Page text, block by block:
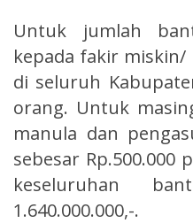
Untuk jumlah
kepada fakir
di seluruh
orang. Untuk
manula dan
sebesar
keseluruhan
1.640.000.000,-.